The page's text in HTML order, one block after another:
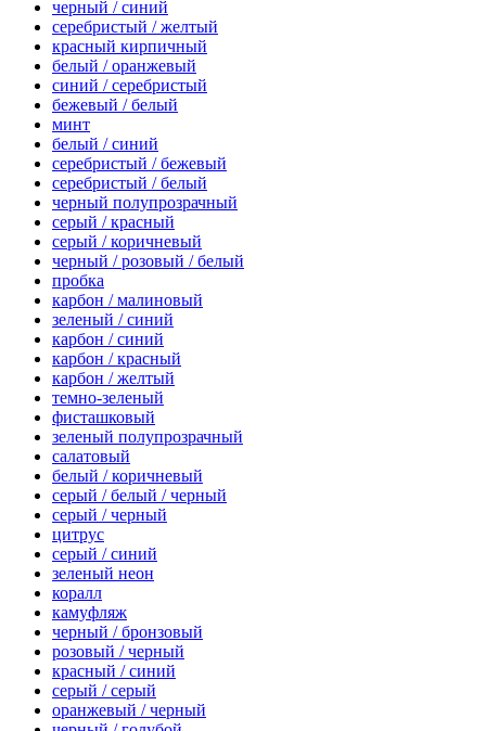
черный / синий
серебристый / желтый
красный кирпичный
белый / оранжевый
синий / серебристый
бежевый / белый
минт
белый / синий
серебристый / бежевый
серебристый / белый
черный полупрозрачный
серый / красный
серый / коричневый
черный / розовый / белый
пробка
карбон / малиновый
зеленый / синий
карбон / синий
карбон / красный
карбон / желтый
темно-зеленый
фисташковый
зеленый полупрозрачный
салатовый
белый / коричневый
серый / белый / черный
серый / черный
цитрус
серый / синий
зеленый неон
коралл
камуфляж
черный / бронзовый
розовый / черный
красный / синий
серый / серый
оранжевый / черный